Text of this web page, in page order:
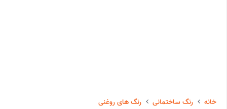
خانه رنگ ساختمانی رنگ های روغنی